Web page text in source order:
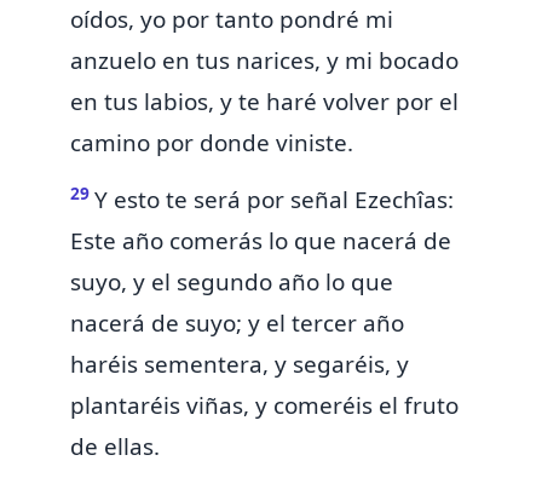
oídos, yo por tanto pondré mi
anzuelo en tus narices, y mi bocado
en tus labios, y te haré volver por el
camino por donde viniste.
29 Y esto te será por señal Ezechîas:
Este año comerás lo que nacerá de
suyo, y el segundo año lo que
nacerá de suyo; y el tercer año
haréis sementera, y segaréis, y
plantaréis viñas, y comeréis el fruto
de ellas.